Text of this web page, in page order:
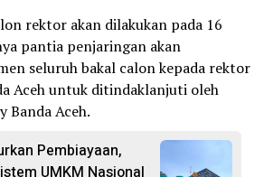
rektor akan dilakukan pada 16
pantia penjaringan akan
seluruh bakal calon kepada rektor
Aceh untuk ditindaklanjuti oleh
Banda Aceh.
Pembiayaan,
UMKM Nasional